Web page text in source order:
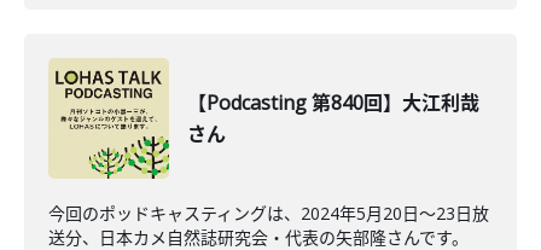
【Podcasting 第840回】大江利哉
さん
今回のポッドキャスティングは、2024年5月20日〜23日放
送分、日本カメ自然誌研究会・代表の矢部隆さんです。